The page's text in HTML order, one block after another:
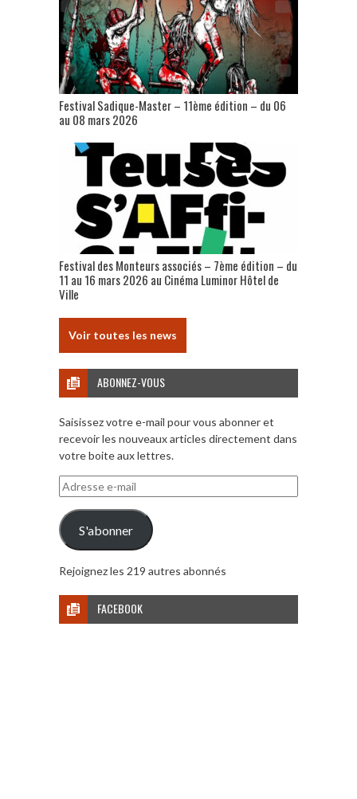
Festival Sadique-Master – 11ème édition – du 06
au 08 mars 2026
Festival des Monteurs associés – 7ème édition – du
11 au 16 mars 2026 au Cinéma Luminor Hôtel de
Ville
Voir toutes les news
ABONNEZ-VOUS
Saisissez votre e-mail pour vous abonner et
recevoir les nouveaux articles directement dans
votre boite aux lettres.
Adresse
e-
mail
S'abonner
Rejoignez les 219 autres abonnés
FACEBOOK